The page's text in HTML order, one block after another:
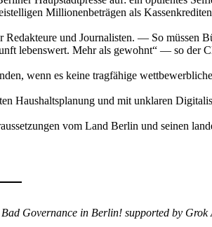
Millionenbeträgen als
und Journalisten. — So müssen
lebenswert. Mehr als gewohnt“ — so der
wenn es keine tragfähige
Haushaltsplanung und mit unklaren
vom Land Berlin und seinen
Governance in Berlin! supported by Grok